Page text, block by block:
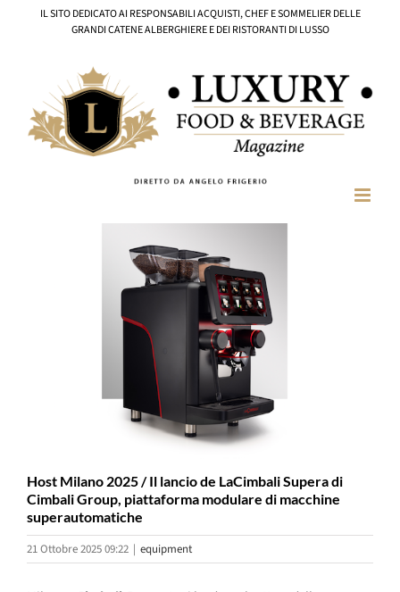
IL SITO DEDICATO AI RESPONSABILI ACQUISTI, CHEF E SOMMELIER DELLE
GRANDI CATENE ALBERGHIERE E DEI RISTORANTI DI LUSSO
Host Milano 2025 / Il lancio de LaCimbali Supera di
Cimbali Group, piattaforma modulare di macchine
superautomatiche
21 Ottobre 2025 09:22 | equipment